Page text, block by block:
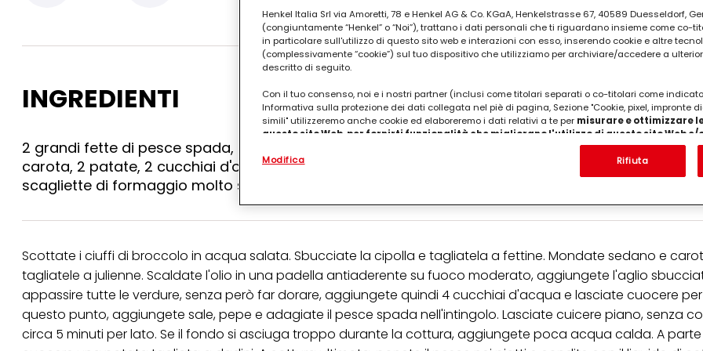
INGREDIENTI
2 grandi fette di pesce spada, un broccolo, una costa sedano, una cipolla piccola, 2 spicchi
carota, 2 patate, 2 cucchiai d'olio extravergine d'oliva, sale e pepe, erbette aromatiche, a piacere
scagliette di formaggio molto stagionato tipo Parmigiano o Vezzena
Scottate i ciuffi di broccolo in acqua salata. Sbucciate la cipolla e tagliatela a fettine. Mondate sedano e
tagliatele a julienne. Scaldate l'olio in una padella antiaderente su fuoco moderato, aggiungete l'aglio
appassire tutte le verdure, senza però far dorare, aggiungete quindi 4 cucchiai d'acqua e lasciate cuocere per
questo punto, aggiungete sale, pepe e adagiate il pesce spada nell'intingolo. Lasciate cuicere piano, senza
circa 5 minuti per lato. Se il fondo si asciuga troppo durante la cottura, aggiungete poca acqua calda. A
Henkel Italia Srl via Amoretti, 78 e Henkel AG & Co. KGaA, Henkelstrasse 67, 40589 Duesseldorf,
(congiuntamente “Henkel” o “Noi”), trattano i dati personali che ti riguardano insieme come co-
in particolare sull'utilizzo di questo sito web e interazioni con esso, inserendo cookie e altre
(complessivamente “cookie”) sul tuo dispositivo che utilizziamo per archiviare/accedere a
descritto di seguito.
Con il tuo consenso, noi e i nostri partner (inclusi come titolari separati o co-titolari come
Informativa sulla protezione dei dati collegata nel piè di pagina, Sezione "Cookie, pixel, impronte
simili" utilizzeremo anche cookie ed elaboreremo i dati relativi a te per misurare e ottimizzare
questo sito Web, per fornirti funzionalità che migliorano l'utilizzo di questo sito Web e/
. Analizzeremo il tuo utilizzo di questo sito Web e le tue interazioni commerciali
(rispettivamente dell'azienda per cui lavori) per) e su tale base tracciare i tuoi acquisti dei nostri
terzi, conservare le nostre informazioni sulle entità commerciali e creare profili individuali su di te
Puoi trovare maggiori informazioni sul trattamento dei tuoi dati nella nostra Informativa sulla
collegata nel piè di pagina (Sezione "Cookie, Pixel, Impronte digitali e tecnologie simili"). Puoi
qualsiasi momento con effetto per il futuro disabilitando i cookie sul nostro sito web nella sezione
collegata nel piè di pagina. Per ulteriori informazioni sui cookie utilizzati su questo sito Web, in
periodo di conservazione, consultare le informazioni dettagliate su ciascun cookie disponibili
"modifica" di seguito".
Se fai clic su "Modifica" potrai trovare maggiori informazioni sul trattamento dei tuoi dati / sull'uso
Modifica Rifiuta